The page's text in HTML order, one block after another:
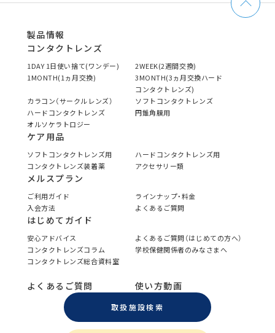
製品情報
コンタクトレンズ
1DAY 1日使い捨て(ワンデー)
2WEEK(2週間交換)
1MONTH(1ヵ月交換)
3MONTH(3ヵ月交換ハード
コンタクトレンズ)
カラコン（サークルレンズ）
ソフトコンタクトレンズ
ハードコンタクトレンズ
円錐角膜用
オルソケラトロジー
ケア用品
ソフトコンタクトレンズ用
ハードコンタクトレンズ用
コンタクトレンズ装着薬
アクセサリー類
メルスプラン
ご利用ガイド
ラインナップ・料金
入会方法
よくあるご質問
はじめてガイド
安心アドバイス
よくあるご質問（はじめての方へ）
コンタクトレンズコラム
学校保健関係者のみなさまへ
コンタクトレンズ総合資料室
よくあるご質問 使い方動画
取扱施設検索